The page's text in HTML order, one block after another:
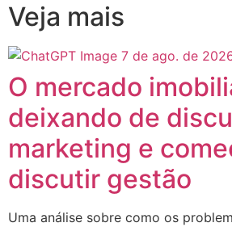
Veja mais
O mercado
deixando de
marketing e
discutir gestão
Uma análise sobre como os